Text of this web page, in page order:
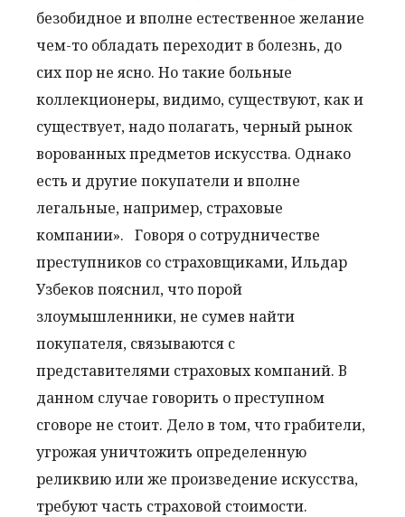
безобидное и вполне естественное желание
чем-то обладать переходит в болезнь, до
сих пор не ясно. Но такие больные
коллекционеры, видимо, существуют, как и
существует, надо полагать, черный рынок
ворованных предметов искусства. Однако
есть и другие покупатели и вполне
легальные, например, страховые
компании». Говоря о сотрудничестве
преступников со страховщиками, Ильдар
Узбеков пояснил, что порой
злоумышленники, не сумев найти
покупателя, связываются с
представителями страховых компаний. В
данном случае говорить о преступном
сговоре не стоит. Дело в том, что грабители,
угрожая уничтожить определенную
реликвию или же произведение искусства,
требуют часть страховой стоимости.